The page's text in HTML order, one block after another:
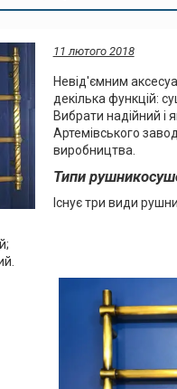
11 лютого 2018
Невід'ємним
декілька функцій:
Вибрати надійний і
Артемівського
виробництва.
Типи
Існує три види